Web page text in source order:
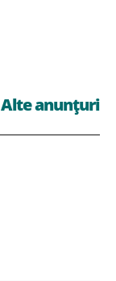
Alte anunțuri